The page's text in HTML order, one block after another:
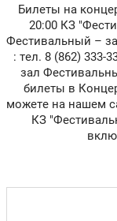
Билеты на
20:00 КЗ
Фестивальный –
: тел. 8 (862) 333-
зал
билеты в
можете на нашем
КЗ